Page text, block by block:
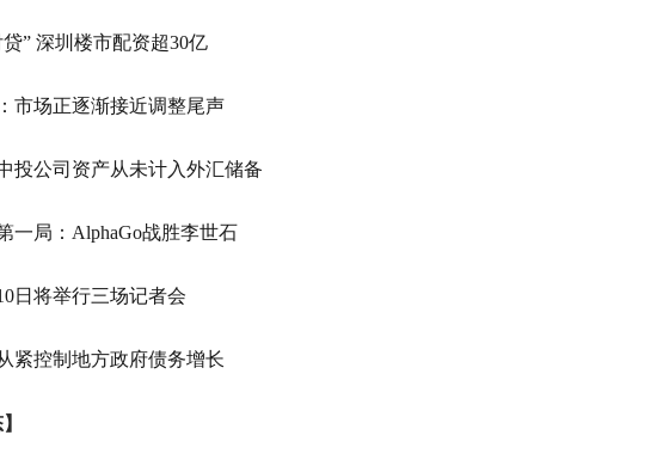
贷” 深圳楼市配资超30亿
市场正逐渐接近调整尾声
投公司资产从未计入外汇储备
一局：AlphaGo战胜李世石
日将举行三场记者会
紧控制地方政府债务增长